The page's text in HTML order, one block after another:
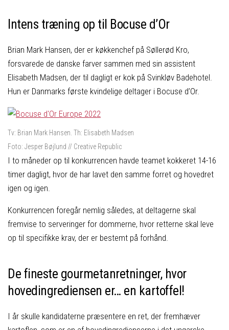
Intens træning op til Bocuse d’Or
Brian Mark Hansen, der er køkkenchef på Søllerød Kro,
forsvarede de danske farver sammen med sin assistent
Elisabeth Madsen, der til dagligt er kok på Svinkløv Badehotel.
Hun er Danmarks første kvindelige deltager i Bocuse d’Or.
Tv: Brian Mark Hansen. Th: Elisabeth Madsen
Foto: Jesper Bøjlund // Creative Republic
I to måneder op til konkurrencen havde teamet kokkeret 14-16
timer dagligt, hvor de har lavet den samme forret og hovedret
igen og igen.
Konkurrencen foregår nemlig således, at deltagerne skal
fremvise to serveringer for dommerne, hvor retterne skal leve
op til specifikke krav, der er bestemt på forhånd.
De fineste gourmetanretninger, hvor
hovedingrediensen er… en kartoffel!
I år skulle kandidaterne præsentere en ret, der fremhæver